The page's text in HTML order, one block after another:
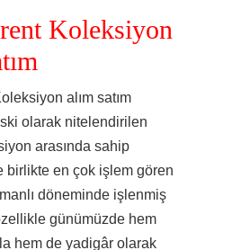
Koleksiyon
alım satım
olarak nitelendirilen
arasında sahip
birlikte en çok işlem gören
döneminde işlenmiş
günümüzde hem
hem de yadigâr olarak